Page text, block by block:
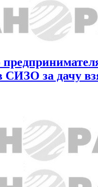
СИЗО за дачу